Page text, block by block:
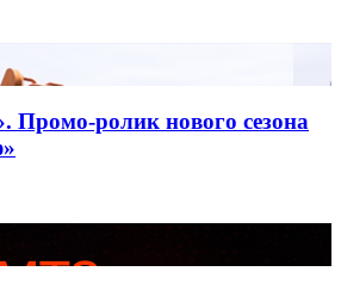
Промо-ролик нового сезона